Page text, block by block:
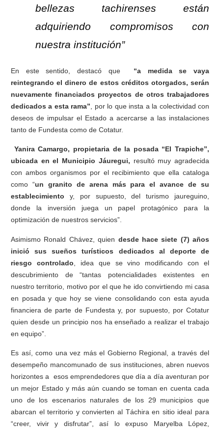
bellezas tachirenses están
adquiriendo compromisos con
nuestra institución”
En este sentido, destacó que
“a medida se vaya
reintegrando el dinero de estos créditos otorgados, serán
nuevamente financiados proyectos de otros trabajadores
dedicados a esta rama” , por lo que insta a la colectividad con
deseos de impulsar el Estado a acercarse a las instalaciones
tanto de Fundesta como de Cotatur.
Yanira Camargo, propietaria de la posada “El Trapiche”,
ubicada en el Municipio Jáuregui, resultó muy agradecida
con ambos organismos por el recibimiento que ella cataloga
como “un granito de arena más para el avance de su
establecimiento y, por supuesto, del turismo jaureguino,
donde la inversión juega un papel protagónico para la
optimización de nuestros servicios”.
Asimismo Ronald Chávez, quien desde hace siete (7) años
inició sus sueños turísticos dedicados al deporte de
riesgo controlado , idea que se vino modificando con el
descubrimiento de “tantas potencialidades existentes en
nuestro territorio, motivo por el que he ido convirtiendo mi casa
en posada y que hoy se viene consolidando con esta ayuda
financiera de parte de Fundesta y, por supuesto, por Cotatur
quien desde un principio nos ha enseñado a realizar el trabajo
en equipo”.
Es así, como una vez más el Gobierno Regional, a través del
desempeño mancomunado de sus instituciones, abren nuevos
horizontes a esos emprendedores que día a día aventuran por
un mejor Estado y más aún cuando se toman en cuenta cada
uno de los escenarios naturales de los 29 municipios que
abarcan el territorio y convierten al Táchira en sitio ideal para
“creer, vivir y disfrutar”, así lo expuso Maryelba López,